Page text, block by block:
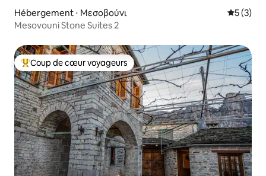
Hébergement ⋅ Μεσοβούνι
5 (3)
Mesovouni Stone Suites 2
Coups de cœur voyageurs les plus appréciés
Coup de cœur voyageurs